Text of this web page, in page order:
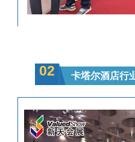
02 卡塔尔酒店行